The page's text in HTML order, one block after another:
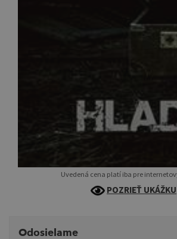
Uvedená cena platí iba pre
POZRIEŤ UKÁŽKU
Odosielame